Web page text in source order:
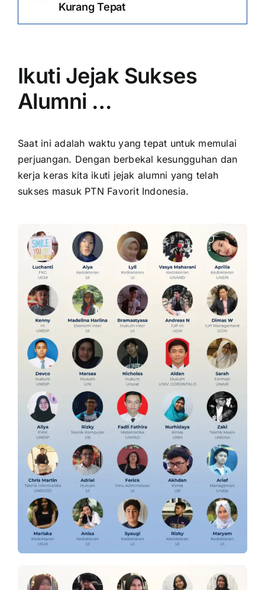
Kurang Tepat
Ikuti Jejak Sukses
Alumni …
Saat ini adalah waktu yang tepat untuk memulai
perjuangan. Dengan berbekal kesungguhan dan
kerja keras kita ikuti jejak alumni yang telah
sukses masuk PTN Favorit Indonesia.